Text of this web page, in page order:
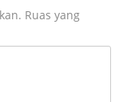
Ruas yang